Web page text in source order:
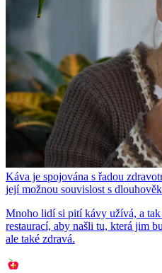
Káva je spojována s řadou
její možnou souvislost s
Mnoho lidí si pití kávy užívá, a
restaurací, aby našli tu, která jim
ale také zdravá.